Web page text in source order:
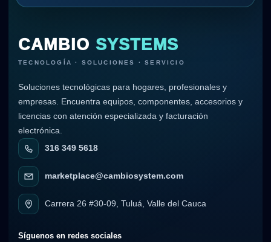
CAMBIO SYSTEMS
TECNOLOGÍA · SOLUCIONES · SERVICIO
Soluciones tecnológicas para hogares, profesionales y
empresas. Encuentra equipos, componentes, accesorios y
licencias con atención especializada y facturación
electrónica.
316 349 5618
marketplace@cambiosystem.com
Carrera 26 #30-09, Tuluá, Valle del Cauca
Síguenos en redes sociales